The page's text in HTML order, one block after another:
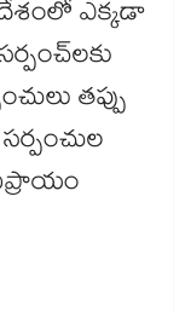
ఎక్కడా
తప్పు